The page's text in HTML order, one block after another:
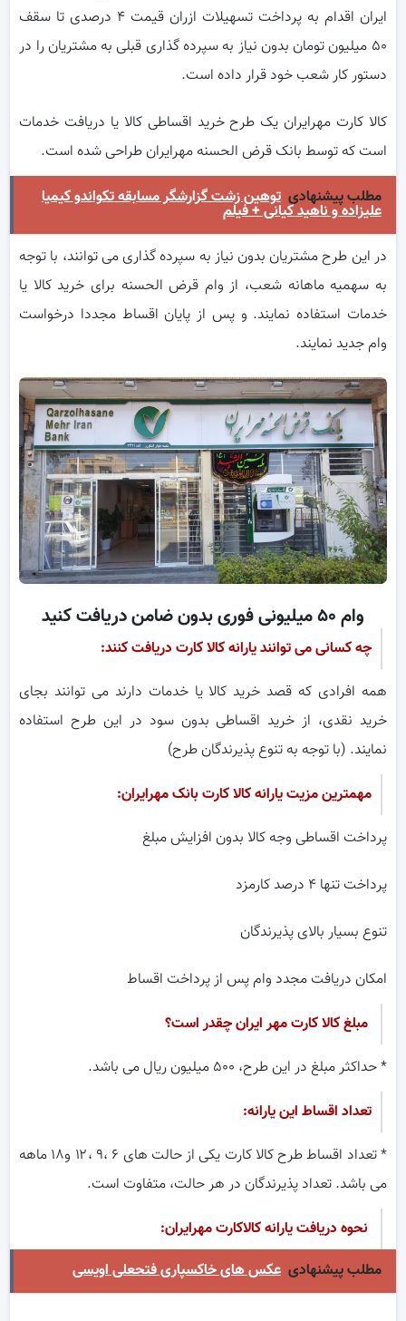
ایران اقدام به پرداخت تسهیلات ازران قیمت ۴ درصدی تا سقف
۵۰ میلیون تومان بدون نیاز به سپرده گذاری قبلی به مشتریان را در
دستور کار شعب خود قرار داده است.
کالا کارت مهرایران یک طرح خرید اقساطی کالا یا دریافت خدمات
است که توسط بانک قرض الحسنه مهرایران طراحی شده است.
مطلب پیشنهادی توهین زشت گزارشگر مسابقه تکواندو کیمیا
علیزاده و ناهید کیانی + فیلم
در این طرح مشتریان بدون نیاز به سپرده گذاری می توانند، با توجه
به سهمیه ماهانه شعب، از وام قرض الحسنه برای خرید کالا یا
خدمات استفاده نمایند. و پس از پایان اقساط مجددا درخواست
وام جدید نمایند.
وام ۵۰ میلیونی فوری بدون ضامن دریافت کنید
چه کسانی می توانند یارانه کالا کارت دریافت کنند:
همه افرادی که قصد خرید کالا یا خدمات دارند می توانند بجای
خرید نقدی، از خرید اقساطی بدون سود در این طرح استفاده
نمایند. (با توجه به تنوع پذیرندگان طرح)
مهمترین مزیت یارانه کالا کارت بانک مهرایران:
پرداخت اقساطی وجه کالا بدون افزایش مبلغ
پرداخت تنها ۴ درصد کارمزد
تنوع بسیار بالای پذیرندگان
امکان دریافت مجدد وام پس از پرداخت اقساط
مبلغ کالا کارت مهر ایران چقدر است؟
* حداکثر مبلغ در این طرح، ۵۰۰ میلیون ریال می باشد.
تعداد اقساط این یارانه:
* تعداد اقساط طرح کالا کارت یکی از حالت های ۶ ،۹ ،۱۲ و۱۸ ماهه
می باشد. تعداد پذیرندگان در هر حالت، متفاوت است.
نحوه دریافت یارانه کالاکارت مهرایران:
مطلب پیشنهادی عکس های خاکسپاری فتحعلی اویسی